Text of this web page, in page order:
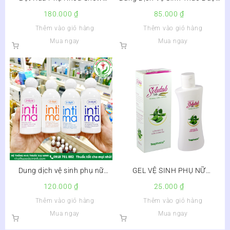
Foam Care Lọ 150ml
180.000₫
Thêm vào giỏ hàng
Mua ngay
Bamiva Trầu Không Lô Hội
85.000₫
Thêm vào giỏ hàng
Mua ngay
Dung dịch vệ sinh phụ nữ
Intima Ziaja 200ml, Ba Lan
120.000₫
Thêm vào giỏ hàng
Mua ngay
GEL VỆ SINH PHỤ NỮ
SOLUTAB DAILY
25.000₫
Thêm vào giỏ hàng
Mua ngay